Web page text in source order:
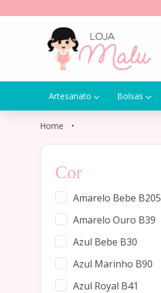
Artesanato Bolsas
Home •
Cor
Amarelo Bebe B205
Amarelo Ouro B39
Azul Bebe B30
Azul Marinho B90
Azul Royal B41